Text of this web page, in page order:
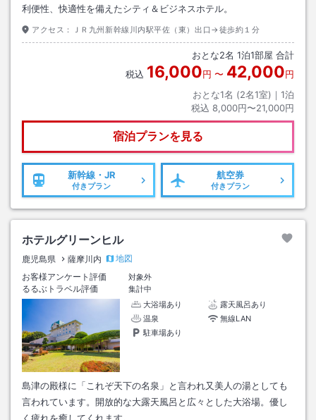
利便性、快適性を備えたシティ＆ビジネスホテル。
アクセス： ＪＲ九州新幹線川内駅平佐（東）出口→徒歩約１分
おとな2名 1泊1部屋 合計
税込 16,000円 〜 42,000円
おとな1名 (2名1室)｜ 1泊
税込 8,000円〜21,000円
宿泊プランを見る
新幹線・JR
付きプラン
航空券
付きプラン
ホテルグリーンヒル
鹿児島県 薩摩川内
地図
お客様アンケート評価
対象外
るるぶトラベル評価
集計中
大浴場あり
露天風呂あり
温泉
無線LAN
駐車場あり
島津の殿様に「これぞ天下の名泉」と言われ又美人の湯としても
言われています。開放的な大露天風呂と広々とした大浴場。優し